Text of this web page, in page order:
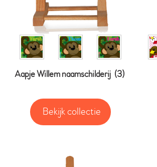
Aapje Willem naamschilderij (3)
Bekijk collectie